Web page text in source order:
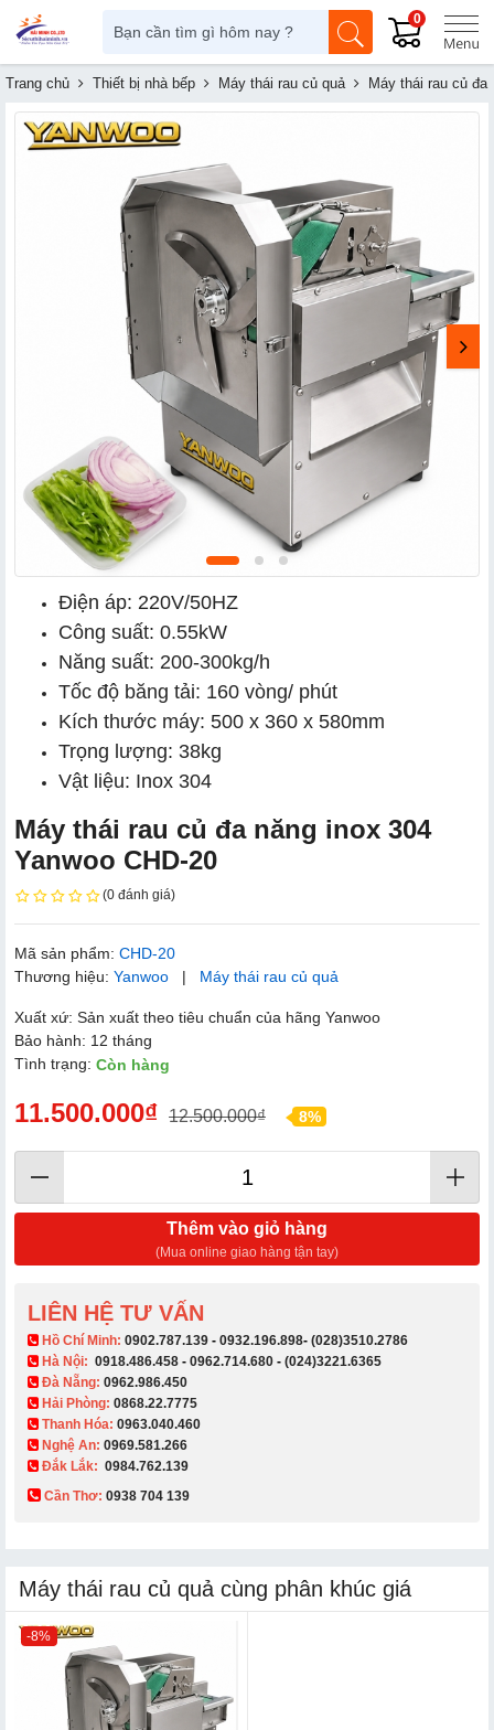
0
Trang chủ Thiết bị nhà bếp Máy thái rau củ quả Máy thái rau củ đa
Điện áp: 220V/50HZ
Công suất: 0.55kW
Năng suất: 200-300kg/h
Tốc độ băng tải: 160 vòng/ phút
Kích thước máy: 500 x 360 x 580mm
Trọng lượng: 38kg
Vật liệu: Inox 304
Máy thái rau củ đa năng inox 304
Yanwoo CHD-20
(0 đánh giá)
Mã sản phẩm: CHD-20
Thương hiệu: Yanwoo | Máy thái rau củ quả
Xuất xứ: Sản xuất theo tiêu chuẩn của hãng Yanwoo
Bảo hành: 12 tháng
Tình trạng: Còn hàng
11.500.000₫ 12.500.000₫ 8%
Thêm vào giỏ hàng
(Mua online giao hàng tận tay)
LIÊN HỆ TƯ VẤN
​ Hồ Chí Minh: 0902.787.139 - 0932.196.898- (028)3510.2786
Hà Nội: 0918.486.458 - 0962.714.680 - (024)3221.6365
Đà Nẵng: 0962.986.450
Hải Phòng: 0868.22.7775
Thanh Hóa: 0963.040.460
Nghệ An: 0969.581.266
Đắk Lắk: 0984.762.139
Cần Thơ: 0938 704 139​
Máy thái rau củ quả cùng phân khúc giá
-8%